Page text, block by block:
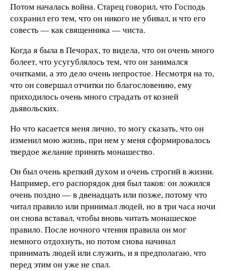
Потом началась война. Старец говорил, что Господь
сохранил его тем, что он никого не убивал, и что его
совесть — как священника — чиста.
Когда я была в Печорах, то видела, что он очень много
болеет, что усугублялось тем, что он занимался
очитками, а это дело очень непростое. Несмотря на то,
что он совершал отчитки по благословению, ему
приходилось очень много страдать от козней
дьявольских.
Но что касается меня лично, то могу сказать, что он
изменил мою жизнь, при нем у меня сформировалось
твердое желание принять монашество.
Он был очень крепкий духом и очень строгий в жизни.
Например, его распорядок дня был таков: он ложился
очень поздно — в двенадцать или позже, потому что
читал правило или принимал людей, но в три часа ночи
он снова вставал, чтобы вновь читать монашеское
правило. После ночного чтения правила он мог
немного отдохнуть, но потом снова начинал
принимать людей или служить, и я предполагаю, что
перед этим он уже не спал.